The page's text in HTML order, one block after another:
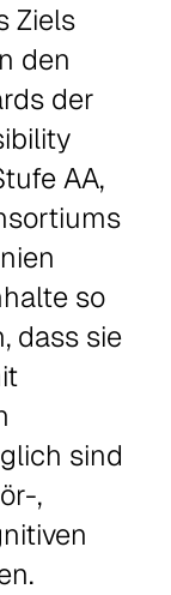
Ziels
den
der
AA,
so
dass sie
sind
,